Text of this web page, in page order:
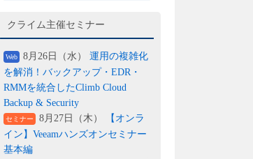
クライム主催セミナー
Web 8月26日（水） 運用の複雑化
を解消！バックアップ・EDR・
RMMを統合したClimb Cloud
Backup & Security
セミナー 8月27日（木）
【オンラ
イン】Veeamハンズオンセミナー
基本編